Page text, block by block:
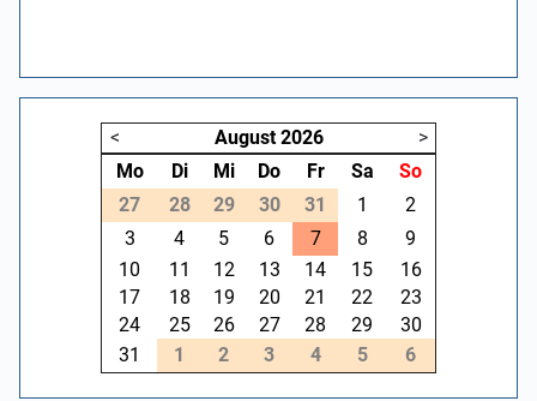
< August 2026
>
Mo
Di Mi Do Fr Sa
So
27
28 29 30 31 1
2
3
4 5 6 7 8
9
10
11 12 13 14 15
16
17
18 19 20 21 22
23
24
25 26 27 28 29
30
31
1 2 3 4 5 6